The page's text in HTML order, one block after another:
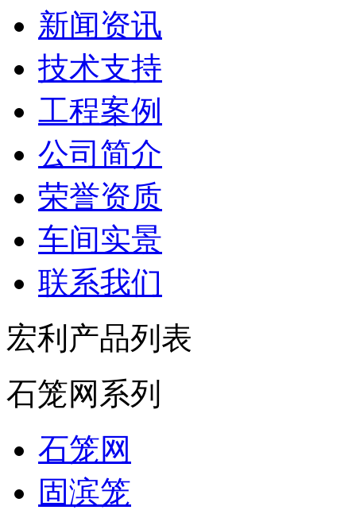
新闻资讯
技术支持
工程案例
公司简介
荣誉资质
车间实景
联系我们
宏利产品列表
石笼网系列
石笼网
固滨笼